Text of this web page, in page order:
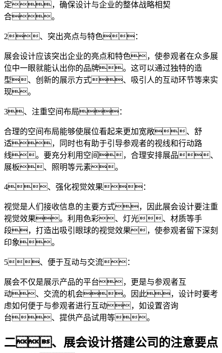
定，确保设计与企业的整体战略相契
合。
2、突出亮点与特色：
展会设计应该突出企业的亮点和特色，使参观者在众多展
位中一眼就能认出你的品牌。这可以通过独特的造
型、创新的展示方式、吸引人的互动环节等来实
现。
3、注重空间布局：
合理的空间布局能够使展位看起来更加宽敞、舒
适，同时也有助于引导参观者的视线和行动路
线。要充分利用空间，合理安排展品、
展板、照明等元素。
4、强化视觉效果：
视觉是人们接收信息的主要方式，因此展会设计要注重
视觉效果。利用色彩、灯光、材质等手
段，打造出吸引眼球的视觉效果，使参观者留下深刻
印象。
5、便于互动与交流：
展会不仅是展示产品的平台，更是与参观者互
动、交流的机会。因此，设计时要考
虑如何便于与参观者进行互动，如设置咨询
台、提供产品试用等。
二、展会设计搭建公司的注意要点